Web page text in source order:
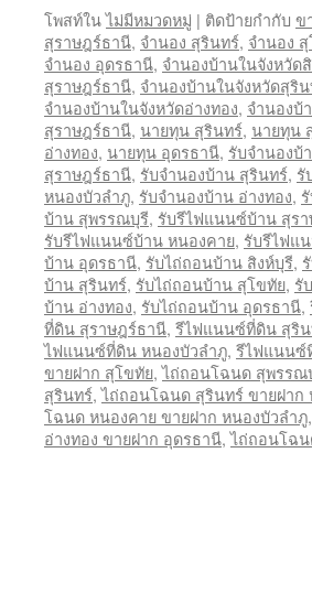
โพสท์ในไม่มีหมวดหมู่ | ติดป้ายกำกับ ข
สุราษฎร์ธานี, จำนอง สุรินทร์, จำนอง
จำนอง อุดรธานี, จำนองบ้านในจังหวัด
สุราษฎร์ธานี, จำนองบ้านในจังหวัดสุริ
จำนองบ้านในจังหวัดอ่างทอง, จำนองบ้
สุราษฎร์ธานี, นายทุน สุรินทร์, นายทุน
อ่างทอง, นายทุน อุดรธานี, รับจำนองบ้
สุราษฎร์ธานี, รับจำนองบ้าน สุรินทร์, รั
หนองบัวลำภู, รับจำนองบ้าน อ่างทอง,
บ้าน สุพรรณบุรี, รับรีไฟแนนซ์บ้าน สุร
รับรีไฟแนนซ์บ้าน หนองคาย, รับรีไฟแ
บ้าน อุดรธานี, รับไถ่ถอนบ้าน สิงห์บุรี,
บ้าน สุรินทร์, รับไถ่ถอนบ้าน สุโขทัย, รั
บ้าน อ่างทอง, รับไถ่ถอนบ้าน อุดรธานี,
ที่ดิน สุราษฎร์ธานี, รีไฟแนนซ์ที่ดิน สุริ
ไฟแนนซ์ที่ดิน หนองบัวลำภู, รีไฟแนนซ์
ขายฝาก สุโขทัย,ไถ่ถอนโฉนด สุพรรณ
สุรินทร์,ไถ่ถอนโฉนด สุรินทร์ ขายฝาก
โฉนด หนองคาย ขายฝาก หนองบัวลำภู
อ่างทอง ขายฝาก อุดรธานี,ไถ่ถอนโฉ